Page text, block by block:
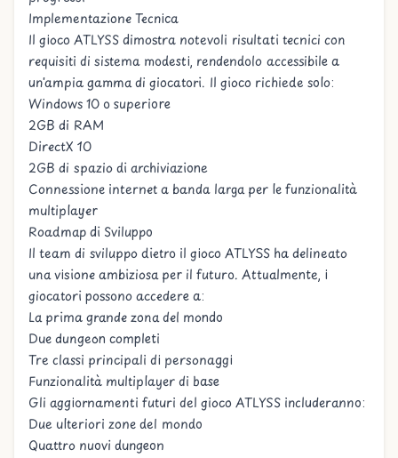
Implementazione Tecnica
Il gioco ATLYSS dimostra notevoli risultati tecnici con
requisiti di sistema modesti, rendendolo accessibile a
un'ampia gamma di giocatori. Il gioco richiede solo:
Windows 10 o superiore
2GB di RAM
DirectX 10
2GB di spazio di archiviazione
Connessione internet a banda larga per le funzionalità
multiplayer
Roadmap di Sviluppo
Il team di sviluppo dietro il gioco ATLYSS ha delineato
una visione ambiziosa per il futuro. Attualmente, i
giocatori possono accedere a:
La prima grande zona del mondo
Due dungeon completi
Tre classi principali di personaggi
Funzionalità multiplayer di base
Gli aggiornamenti futuri del gioco ATLYSS includeranno:
Due ulteriori zone del mondo
Quattro nuovi dungeon